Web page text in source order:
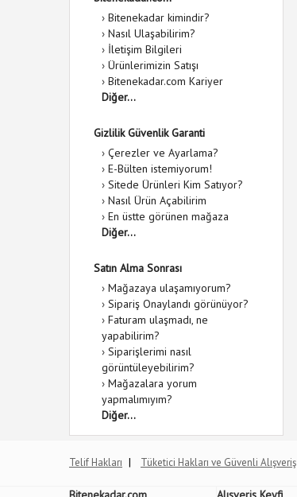
› Bitenekadar kimindir?
› Nasıl Ulaşabilirim?
› İletişim Bilgileri
› Ürünlerimizin Satışı
› Bitenekadar.com Kariyer
Diğer...
Gizlilik Güvenlik Garanti
› Çerezler ve Ayarlama?
› E-Bülten istemiyorum!
› Sitede Ürünleri Kim Satıyor?
› Nasıl Ürün Açabilirim
› En üstte görünen mağaza
Diğer...
Satın Alma Sonrası
› Mağazaya ulaşamıyorum?
› Sipariş Onaylandı görünüyor?
› Faturam ulaşmadı, ne
yapabilirim?
› Siparişlerimi nasıl
görüntüleyebilirim?
› Mağazalara yorum
yapmalımıyım?
Diğer...
Telif Hakları | Tüketici Hakları ve Güvenli Alışveriş